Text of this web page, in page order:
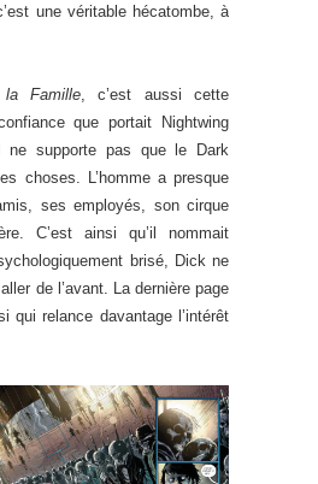
une véritable hécatombe, à
Famille , c’est aussi cette
que portait Nightwing
ne supporte pas que le Dark
choses. L’homme a presque
ses employés, son cirque
C’est ainsi qu’il nommait
brisé, Dick ne
de l’avant. La dernière page
qui relance davantage l’intérêt